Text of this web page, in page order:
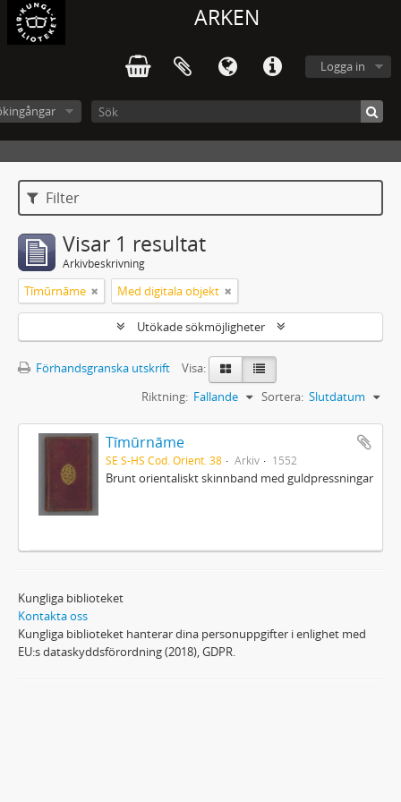
ARKEN
Logga in
Filter
Visar 1 resultat
Arkivbeskrivning
Tīmūrnāme Med digitala objekt
Utökade sökmöjligheter
Förhandsgranska utskrift
Visa:
Sortera: Slutdatum
Riktning: Fallande
Tīmūrnāme
SE S-HS Cod. Orient. 38 Arkiv 1552
Brunt orientaliskt skinnband med guldpressningar
Kungliga biblioteket
Kontakta oss
Kungliga biblioteket hanterar dina personuppgifter i enlighet med
EU:s dataskyddsförordning (2018), GDPR.